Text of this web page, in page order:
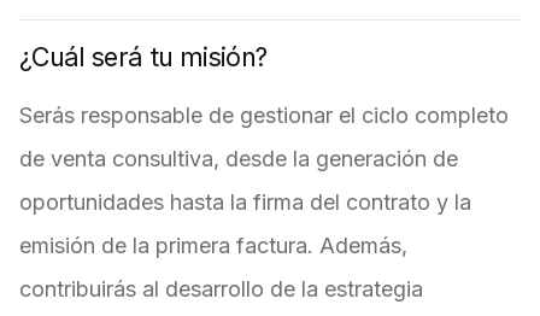
¿Cuál será tu misión?
Serás responsable de gestionar el ciclo completo
de venta consultiva, desde la generación de
oportunidades hasta la firma del contrato y la
emisión de la primera factura. Además,
contribuirás al desarrollo de la estrategia